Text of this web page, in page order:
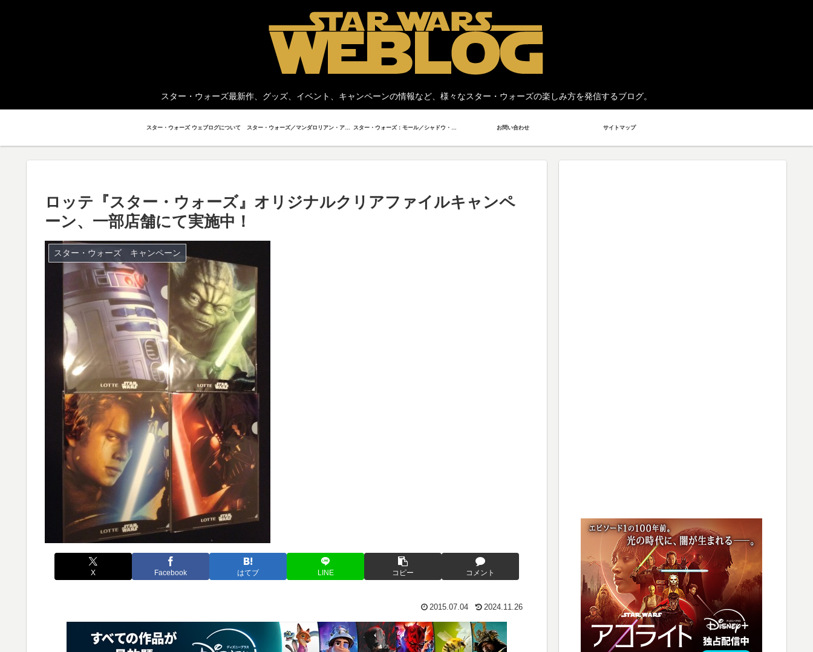
スター・ウォーズ最新作、グッズ、イベント、キャンペーンの情報など、様々なスター・ウォーズの楽しみ方を発信するブログ。
スター・ウォーズ ウェブログについて お問い合わせ サイトマップ
ロッテ『スター・ウォーズ』オリジナルクリアファイルキャンペ
ーン、一部店舗にて実施中！
スター・ウォーズ キャンペーン
X Facebook はてブ LINE コピー コメント
2015.07.04 2024.11.26